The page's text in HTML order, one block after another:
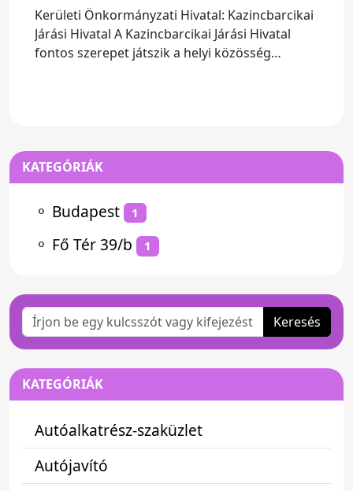
Kerületi Önkormányzati Hivatal: Kazincbarcikai
Járási Hivatal A Kazincbarcikai Járási Hivatal
fontos szerepet játszik a helyi közösség
KATEGÓRIÁK
⚬ Budapest 1
⚬ Fő Tér 39/b 1
Keresés
KATEGÓRIÁK
Autóalkatrész-szaküzlet
Autójavító